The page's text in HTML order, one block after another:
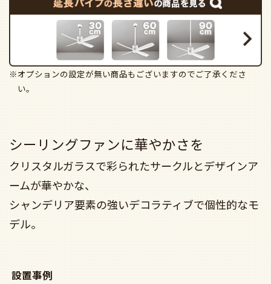
※オプションの設定が無い商品もございますのでご了承くださ
い。
シーリングファンに華やかさを
クリスタルガラスで彩られたサークルとデザインア
ームが華やかな、
シャンデリア要素の強いデコラティブで個性的なモ
デル。
設置事例